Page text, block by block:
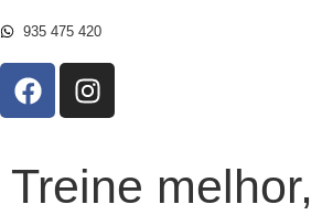
935 475 420
Treine melhor,